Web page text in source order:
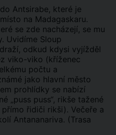
Antsirabe, které je
na Madagaskaru.
se zde nacházejí, se mu
Uvidíme Sloup
odkud kdysi vyjížděl
viko-viko (kříženec
počtu a
jako hlavní město
prohlídky se nabízí
„puss puss“, rikše tažené
řidiči rikši). Večeře a
Antananariva. (Trasa